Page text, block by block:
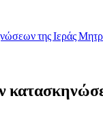
της Ιεράς